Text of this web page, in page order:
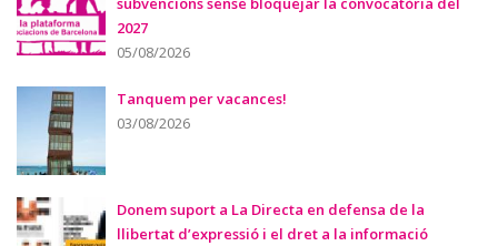
2027
05/08/2026
Tanquem per vacances!
03/08/2026
Donem suport a La Directa en defensa de la
llibertat d’expressió i el dret a la informació